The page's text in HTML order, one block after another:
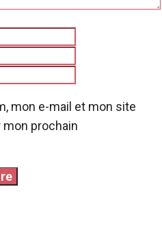
mon e-mail et mon site
mon prochain